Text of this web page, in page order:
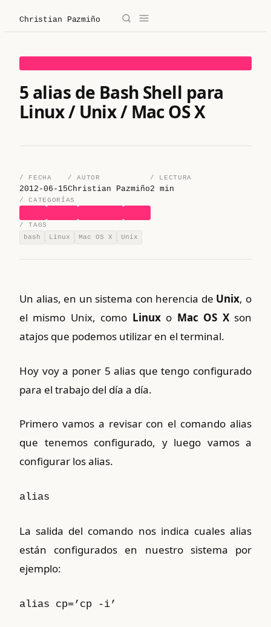
Christian Pazmiño
Christian Pazmiño
/
Blog
/ Derecho
/ Legaltech
/ Sobre mí
/ Contacto
/ Blog
5 alias de Bash Shell para
Linux / Unix / Mac OS X
/ FECHA
2012-06-15
/ AUTOR
Christian Pazmiño
/ LECTURA
2 min
/ CATEGORÍAS
/ TAGS
bash
Linux Mac OS X Unix
Un alias, en un sistema con herencia de Unix, o
el mismo Unix, como Linuxo Mac OS Xson
atajos que podemos utilizar en el terminal.
Hoy voy a poner 5 alias que tengo configurado
para el trabajo del día a día.
Primero vamos a revisar con el comando alias
que tenemos configurado, y luego vamos a
configurar los alias.
alias
La salida del comando nos indica cuales alias
están configurados en nuestro sistema por
ejemplo:
alias cp=’cp -i’